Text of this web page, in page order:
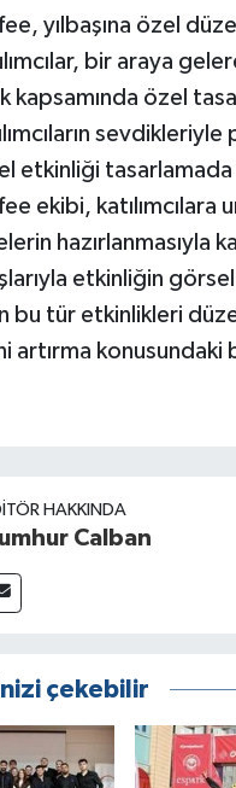
yılbaşına özel
bir araya
kapsamında özel
etkinliği
ekibi,
hazırlanmasıyla
etkinliğin
bu tür etkinlikleri
artırma konusundaki
HAKKINDA
Calban
çekebilir